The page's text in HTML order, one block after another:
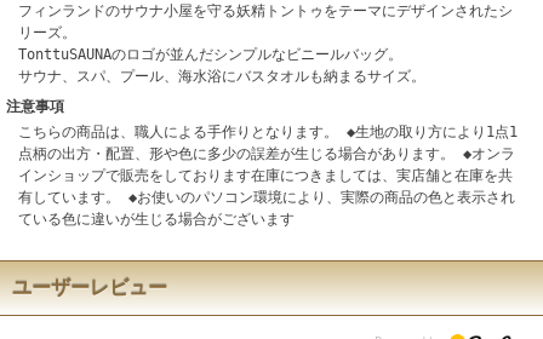
フィンランドのサウナ小屋を守る妖精トントゥをテーマにデザインされたシ
リーズ。
TonttuSAUNAのロゴが並んだシンプルなビニールバッグ。
サウナ、スパ、プール、海水浴にバスタオルも納まるサイズ。
注意事項
こちらの商品は、職人による手作りとなります。 ◆生地の取り方により1点1
点柄の出方・配置、形や色に多少の誤差が生じる場合があります。 ◆オンラ
インショップで販売をしております在庫につきましては、実店舗と在庫を共
有しています。 ◆お使いのパソコン環境により、実際の商品の色と表示され
ている色に違いが生じる場合がございます
ユーザーレビュー